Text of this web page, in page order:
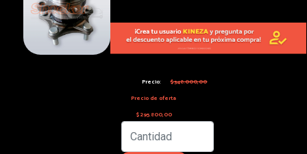
Precio:
$348.000,00
Precio de oferta
$295.800,00